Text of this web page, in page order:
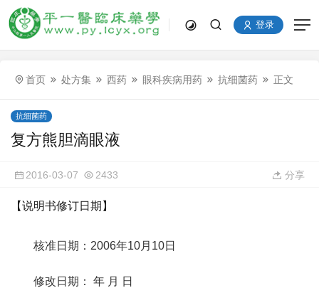
登录
首页 处方集 西药 眼科疾病用药 抗细菌药 正文
抗细菌药
复方熊胆滴眼液
2016-03-07 2433 分享
【说明书修订日期】
核准日期：2006年10月10日
修改日期： 年 月 日